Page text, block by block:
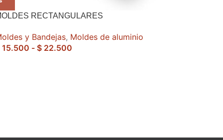
RECTANGULARES
y Bandejas, Moldes de aluminio
15.500 - $ 22.500